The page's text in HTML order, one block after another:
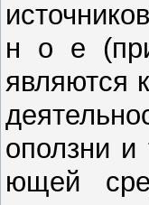
н о е
являются
оползни
ющей